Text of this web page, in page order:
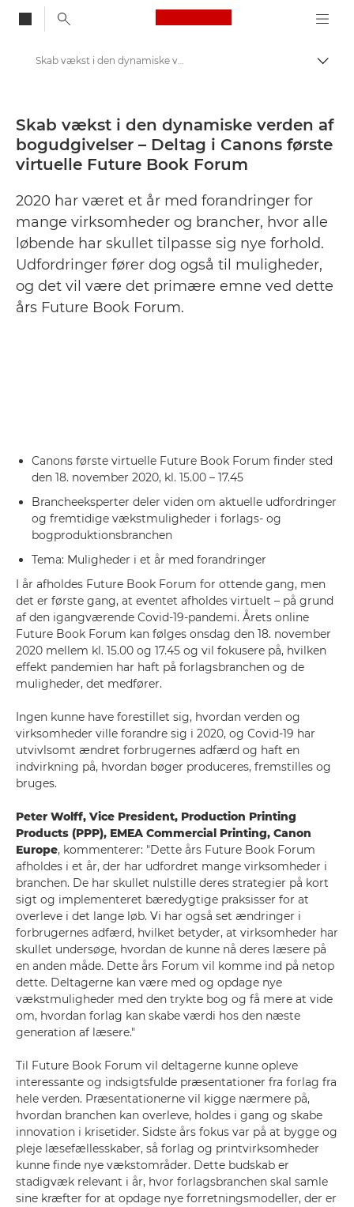
Canon Logo, back
Skift
Presse
Pressemeddelelser – Canons pressecenter
Skab vækst i den dynamiske verden af bogudgivelser – Deltag i Canons første virtuelle Future Book Forum - Canon Danmarks presse-site
Skab vækst i den dynamiske verden af
bogudgivelser – Deltag i Canons første
virtuelle Future Book Forum
2020 har været et år med forandringer for
mange virksomheder og brancher, hvor alle
løbende har skullet tilpasse sig nye forhold.
Udfordringer fører dog også til muligheder,
og det vil være det primære emne ved dette
års Future Book Forum.
Canons første virtuelle Future Book Forum finder sted
den 18. november 2020, kl. 15.00 – 17.45
Brancheeksperter deler viden om aktuelle udfordringer
og fremtidige vækstmuligheder i forlags- og
bogproduktionsbranchen
Tema: Muligheder i et år med forandringer
I år afholdes Future Book Forum for ottende gang, men
det er første gang, at eventet afholdes virtuelt – på grund
af den igangværende Covid-19-pandemi. Årets online
Future Book Forum kan følges onsdag den 18. november
2020 mellem kl. 15.00 og 17.45 og vil fokusere på, hvilken
effekt pandemien har haft på forlagsbranchen og de
muligheder, det medfører.
Ingen kunne have forestillet sig, hvordan verden og
virksomheder ville forandre sig i 2020, og Covid-19 har
utvivlsomt ændret forbrugernes adfærd og haft en
indvirkning på, hvordan bøger produceres, fremstilles og
bruges.
Peter Wolff, Vice President, Production Printing
Products (PPP), EMEA Commercial Printing, Canon
Europe, kommenterer: "Dette års Future Book Forum
afholdes i et år, der har udfordret mange virksomheder i
branchen. De har skullet nulstille deres strategier på kort
sigt og implementeret bæredygtige praksisser for at
overleve i det lange løb. Vi har også set ændringer i
forbrugernes adfærd, hvilket betyder, at virksomheder har
skullet undersøge, hvordan de kunne nå deres læsere på
en anden måde. Dette års Forum vil komme ind på netop
dette. Deltagerne kan være med og opdage nye
vækstmuligheder med den trykte bog og få mere at vide
om, hvordan forlag kan skabe værdi hos den næste
generation af læsere."
Til Future Book Forum vil deltagerne kunne opleve
interessante og indsigtsfulde præsentationer fra forlag fra
hele verden. Præsentationerne vil kigge nærmere på,
hvordan branchen kan overleve, holdes i gang og skabe
innovation i krisetider. Sidste års fokus var på at bygge og
pleje læsefællesskaber, så forlag og printvirksomheder
kunne finde nye vækstområder. Dette budskab er
stadigvæk relevant i år, hvor forlagsbranchen skal samle
sine kræfter for at opdage nye forretningsmodeller, der er